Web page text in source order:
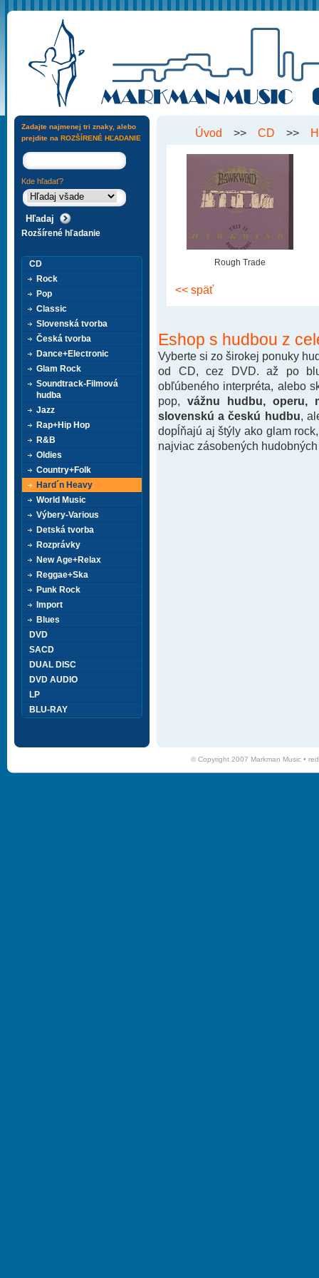
Úvod >> CD >>
Rough Trade
<< späť
Eshop s hudbou z
Vyberte si zo širokej ponuky
od CD, cez DVD. až po
obľúbeného interpréta, alebo
pop, vážnu hudbu, operu,
slovenskú a českú hudbu ,
dopĺňajú aj štýly ako glam
najviac zásobených
Zadajte najmenej tri znaky, alebo
prejdite na ROZŠÍRENÉ HĽADANIE
Kde hľadať?
Rozšírené hľadanie
CD
Rock
Pop
Classic
Slovenská tvorba
Česká tvorba
Dance+Electronic
Glam Rock
Soundtrack-Filmová
hudba
Jazz
Rap+Hip Hop
R&B
Oldies
Country+Folk
Hard´n Heavy
World Music
Výbery-Various
Detská tvorba
Rozprávky
New Age+Relax
Reggae+Ska
Punk Rock
Import
Blues
DVD
SACD
DUAL DISC
DVD AUDIO
LP
BLU-RAY
© Copyright 2007 Markman Music •